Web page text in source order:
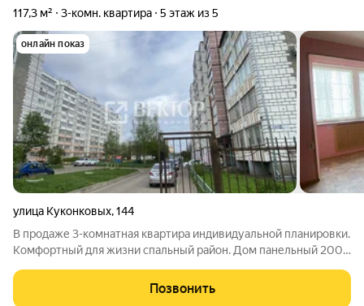
117,3 м² 3-комн. квартира 5 этаж из 5
онлайн показ
улица Куконковых,144
В продаже 3-комнатная квартира индивидуальной планировки.
Комфортный для жизни спальный район. Дом панельный 2002
санузла: один совмещенный ( унитаз, умывальник, большая
ванная, отдельное
Позвонить